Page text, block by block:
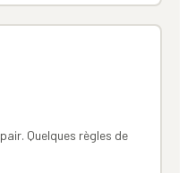
Quelques règles de